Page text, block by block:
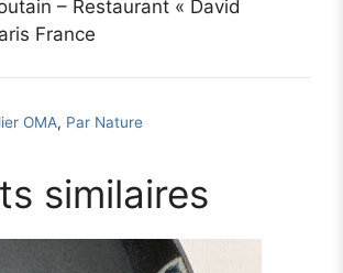
– Restaurant « David
France
OMA, Par Nature
similaires